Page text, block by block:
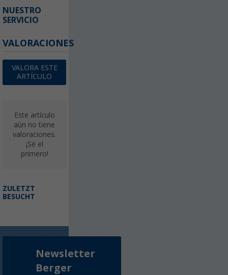
NUESTRO
SERVICIO
VALORACIONES
VALORA ESTE
ARTÍCULO
Este artículo
aún no tiene
valoraciones.
¡Sé el
primero!
ZULETZT
BESUCHT
Newsletter
Berger